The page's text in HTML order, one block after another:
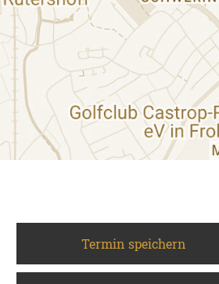
Termin speichern